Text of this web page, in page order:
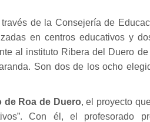
de la Consejería de
en centros educativos y
al instituto Ribera del Duero
Son dos de los ocho
de Roa de Duero, el proyecto
Con él, el profesorado